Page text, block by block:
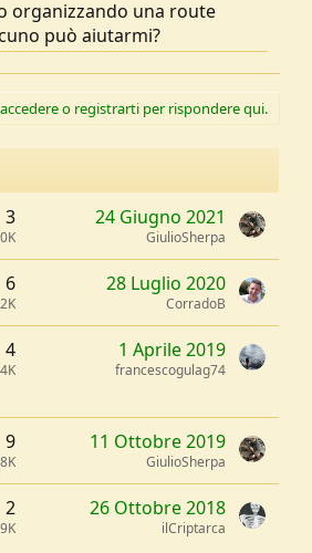
organizzando una route
può aiutarmi?
o registrarti per rispondere qui.
3 24 Giugno 2021
GiulioSherpa
6 28 Luglio 2020
CorradoB
4
4K
1 Aprile 2019
francescogulag74
9
8K
11 Ottobre 2019
GiulioSherpa
2
9K
26 Ottobre 2018
ilCriptarca